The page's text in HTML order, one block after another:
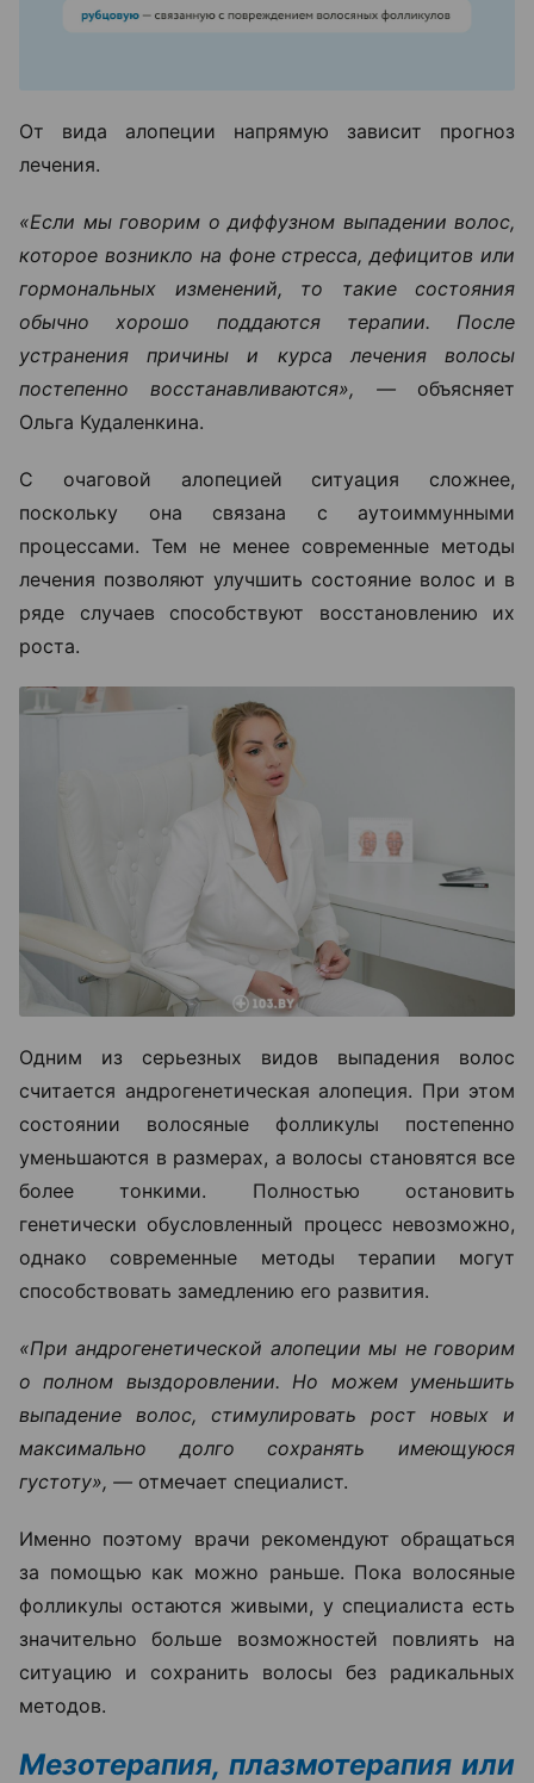
От вида алопеции напрямую зависит прогноз
лечения.
«Если мы говорим о диффузном выпадении волос,
которое возникло на фоне стресса, дефицитов или
гормональных изменений, то такие состояния
обычно хорошо поддаются терапии. После
устранения причины и курса лечения волосы
постепенно восстанавливаются», —объясняет
Ольга Кудаленкина.
С очаговой алопецией ситуация сложнее,
поскольку она связана с аутоиммунными
процессами. Тем не менее современные методы
лечения позволяют улучшить состояние волос и в
ряде случаев способствуют восстановлению их
роста.
Одним из серьезных видов выпадения волос
считается андрогенетическая алопеция. При этом
состоянии волосяные фолликулы постепенно
уменьшаются в размерах, а волосы становятся все
более тонкими. Полностью остановить
генетически обусловленный процесс невозможно,
однако современные методы терапии могут
способствовать замедлению его развития.
«При андрогенетической алопеции мы не говорим
о полном выздоровлении. Но можем уменьшить
выпадение волос, стимулировать рост новых и
максимально долго сохранять имеющуюся
густоту», — отмечает специалист.
Именно поэтому врачи рекомендуют обращаться
за помощью как можно раньше. Пока волосяные
фолликулы остаются живыми, у специалиста есть
значительно больше возможностей повлиять на
ситуацию и сохранить волосы без радикальных
методов.
Мезотерапия, плазмотерапия или